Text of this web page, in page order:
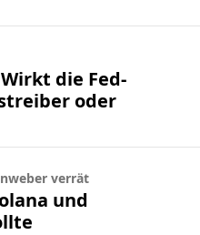
die Fed-
oder
verrät
und